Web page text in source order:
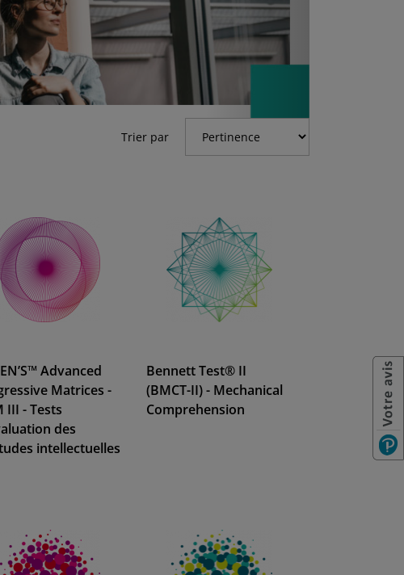
Trier par
Advanced
Matrices -
III - Tests
des
intellectuelles
Bennett Test® II
(BMCT-II) - Mechanical
Comprehension